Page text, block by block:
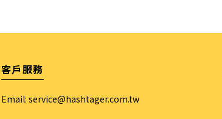
客戶服務
Email: service@hashtager.com.tw